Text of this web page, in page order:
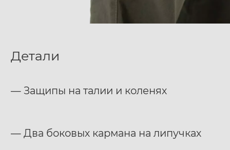
Детали
— Защипы на талии и коленях
— Два боковых кармана на липучках